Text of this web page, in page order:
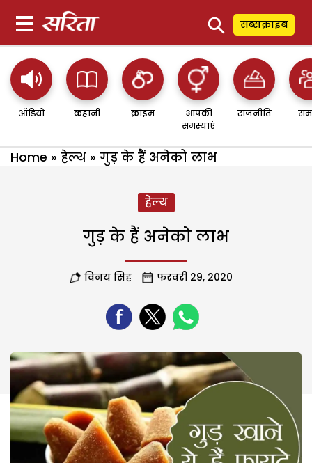
⚲ सब्सक्राइब
ऑडियो कहानी क्राइम
आपकी
समस्याएं
राजनीति
Home » हेल्थ » गुड़ के हैं अनेको लाभ
हेल्थ
गुड़ के हैं अनेको लाभ
विनय सिंह फरवरी 29, 2020